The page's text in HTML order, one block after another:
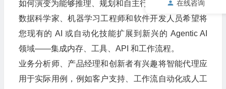
如何演变为能够推理、规划和自主行动的成熟代理。
数据科学家、机器学习工程师和软件开发人员希望将
您现有的 AI 或自动化技能扩展到新兴的 Agentic AI
领域——集成内存、工具、API 和工作流程。
业务分析师、产品经理和创新者有兴趣将智能代理应
用于实际用例，例如客户支持、工作流自动化或人工
在线咨询